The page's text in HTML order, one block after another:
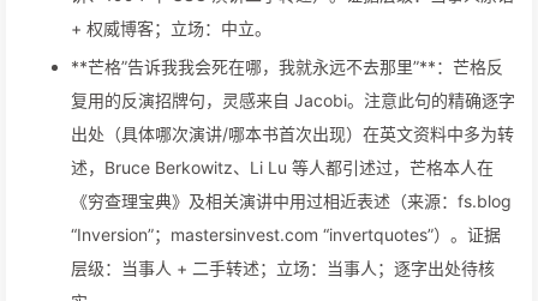
+ 权威博客；立场：中立。
**芒格”告诉我我会死在哪，我就永远不去那里”**：芒格反
复用的反演招牌句，灵感来自 Jacobi。注意此句的精确逐字
出处（具体哪次演讲/哪本书首次出现）在英文资料中多为转
述，Bruce Berkowitz、Li Lu 等人都引述过，芒格本人在
《穷查理宝典》及相关演讲中用过相近表述（来源：fs.blog
“Inversion”；mastersinvest.com “invertquotes”）。证据
层级：当事人 + 二手转述；立场：当事人；逐字出处待核